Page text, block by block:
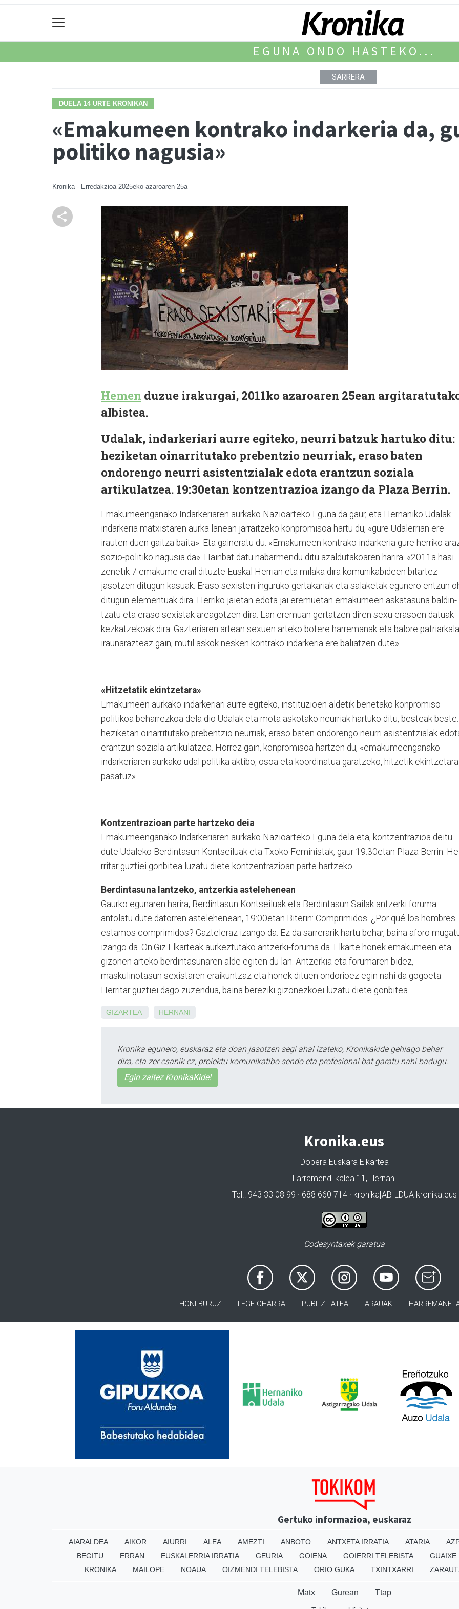
EGUNA ONDO HASTEKO...
SARRERA
DUELA 14 URTE KRONIKAN
«Emakumeen kontrako indarkeria da,
politiko nagusia»
Kronika - Erredakzioa 2025eko azaroaren 25a
Hemen duzue irakurgai, 2011ko azaroaren 25ean
albistea.
Udalak, indarkeriari aurre egiteko, neurri batzuk hartuko ditu:
heziketan oinarritutako prebentzio neurriak, eraso baten
ondorengo neurri asistentzialak edota erantzun soziala
artikulatzea. 19:30etan kontzentrazioa izango da Plaza Berrin.
Emakumeenganako Indarkeriaren aurkako Na­zioar­teko Eguna da gaur, eta Hernaniko Udalak
indarkeria matxistaren aurka lanean jarraitzeko konpromisoa har­tu du, «gure Udalerrian ere
irauten duen gaitza baita». Eta gaineratu du: «Ema­kumeen kontrako indarkeria gure herriko
sozio-po­litiko nagusia da». Hainbat datu nabarmendu ditu azaldutakoaren harira: «2011a hasi
zenetik 7 emakume erail dituzte Euskal Herrian eta milaka dira komunikabideen bitartez
jasotzen ditugun kasuak. Eraso sexisten inguruko gertakariak eta salaketak egunero entzun
ditugun elementuak dira. Herriko jaietan edota jai eremuetan emakumeen askatasuna baldin­
tzatu eta eraso sexistak areagotzen dira. Lan eremuan gertatzen diren sexu erasoen datuak
kezkatzekoak dira. Gazteriaren artean sexuen arteko botere harremanak eta balore
iraunarazteaz gain, mutil askok nesken kontrako in­darkeria ere baliatzen dute».
«Hitzetatik ekintzetara»
Emakumeen aurkako indarkeriari aurre egiteko, instituzioen aldetik benetako konpromiso
politikoa beharrezkoa dela dio Udalak eta mota askotako neurriak hartuko ditu, besteak beste:
heziketan oinarritutako prebentzio neurriak, eraso baten ondorengo neurri asistentzialak
erantzun soziala artikulatzea. Horrez gain, konpromisoa hartzen du, «emakumeenganako
indarkeriaren aurkako udal politika aktibo, osoa eta koordinatua gara­tzeko, hitzetik ekintzetara
pasatuz».
Kontzentrazioan parte hartzeko deia
Emakumeenganako Indar­ke­riaren aurkako Nazioarteko Eguna dela eta, kontzentrazioa deitu
dute Udaleko Ber­dintasun Kontseiluak eta Txo­ko Feministak, gaur 19:30etan Plaza Berrin.
rritar guztiei gonbitea luzatu diete kon­tzentrazioan parte hartzeko.
Berdintasuna lantzeko, antzerkia astelehenean
Gaurko egunaren harira, Berdintasun Kontseiluak eta Berdintasun Sailak antzerki foruma
antolatu dute datorren astelehenean, 19:00etan Biterin: Comprimidos: ¿Por qué los hombres
estamos comprimidos? Gazteleraz izango da. Ez da sarrerarik hartu behar, baina aforo
izango da. On:Giz Elkarteak aurkeztutako antzerki-foruma da. Elkarte honek emakumeen eta
gizonen arteko berdintasunaren alde egiten du lan. Antzerkia eta forumaren bidez,
maskulinotasun sexistaren eraikuntzaz eta honek dituen ondorioez egin nahi da gogoeta.
Herritar guztiei dago zuzendua, baina bereziki gizonezkoei luzatu diete gonbitea.
GIZARTEA HERNANI
Kronika egunero, euskaraz eta doan jasotzen segi ahal izateko, Kronikakide gehiago behar
dira, eta zer esanik ez, proiektu komunikatibo sendo eta profesional bat garatu nahi badugu.
Egin zaitez KronikaKide!
Kronika.eus
Dobera Euskara Elkartea
Larramendi kalea 11, Hernani
Tel.: 943 33 08 99 · 688 660 714 · kronika[ABILDUA]kronika.eus
Codesyntaxek garatua
HONI BURUZ LEGE OHARRA PUBLIZITATEA ARAUAK
Gertuko informazioa, euskaraz
AIARALDEA AIKOR AIURRI ALEA AMEZTI ANBOTO ANTXETA IRRATIA ATARIA
BEGITU
ERRAN EUSKALERRIA IRRATIA GEURIA GOIENA GOIERRI TELEBISTA
GUAIXE
KRONIKA
MAILOPE NOAUA OIZMENDI TELEBISTA ORIO GUKA TXINTXARRI
Matx Gurean Ttap